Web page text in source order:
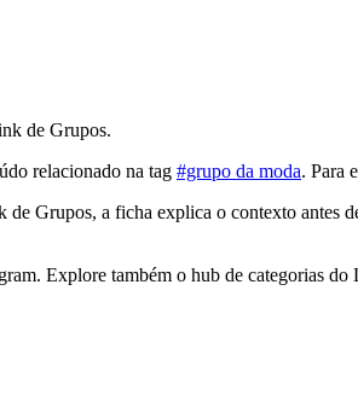
de Grupos.
relacionado na tag #grupo da moda. Para
Grupos, a ficha explica o contexto antes
Explore também o hub de categorias